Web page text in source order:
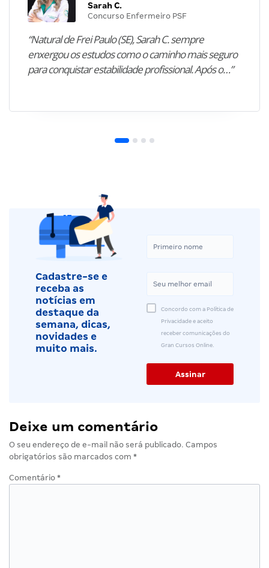
Sarah C.
Concurso Enfermeiro PSF
“Natural de Frei Paulo (SE), Sarah C. sempre
enxergou os estudos como o caminho mais seguro
para conquistar estabilidade profissional. Após o…”
Cadastre-se e
receba as
notícias em
destaque da
semana, dicas,
novidades e
muito mais.
Concordo com a Política de
Privacidade e aceito
receber comunicações do
Gran Cursos Online.
Deixe um comentário
O seu endereço de e-mail não será publicado. Campos
obrigatórios são marcados com *
Comentário *